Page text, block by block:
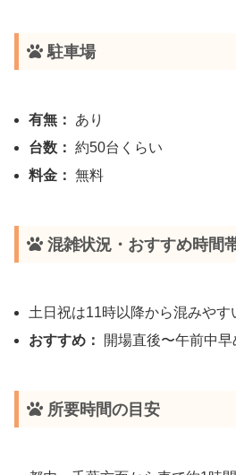
駐車場
有無：
あり
台数： 約50台くらい
料金： 無料
混雑状況・おすすめ時間
土日祝は11時以降から混みやす
おすすめ：
開場直後〜午前中早
所要時間の目安